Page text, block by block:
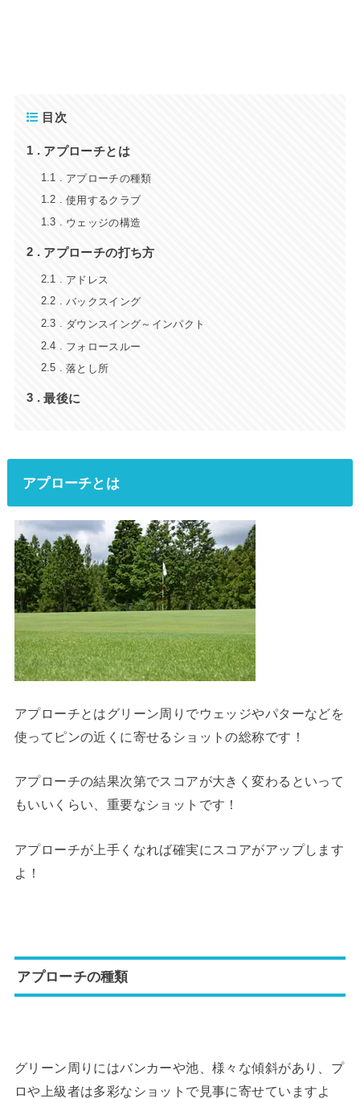
目次
1 アプローチとは
1.1 アプローチの種類
1.2 使用するクラブ
1.3 ウェッジの構造
2 アプローチの打ち方
2.1 アドレス
2.2 バックスイング
2.3 ダウンスイング～インパクト
2.4 フォロースルー
2.5 落とし所
3 最後に
アプローチとは
アプローチとはグリーン周りでウェッジやパターなどを
使ってピンの近くに寄せるショットの総称です！
アプローチの結果次第でスコアが大きく変わるといって
もいいくらい、重要なショットです！
アプローチが上手くなれば確実にスコアがアップします
よ！
アプローチの種類
グリーン周りにはバンカーや池、様々な傾斜があり、プ
ロや上級者は多彩なショットで見事に寄せていますよ